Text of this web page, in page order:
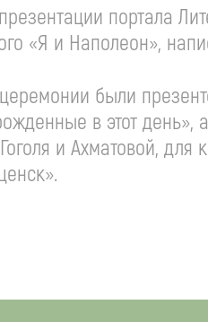
портала
«Я и Наполеон»,
были
в этот
и Ахматовой,